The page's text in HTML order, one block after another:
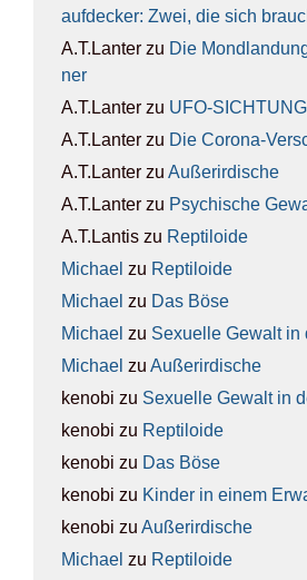
auf­de­cker: Zwei, die sich
A.T.Lanter zu Die
ner
A.T.Lanter zu UFO-
A.T.Lanter zu Die Coro­na-
A.T.Lanter zu Außer­ir­di­sche
A.T.Lanter zu Psy­chi­sche
A.T.Lantis zu Rep­ti­lo­ide
Michael zu Rep­ti­lo­ide
Michael zu Das Böse
Michael zu Sexu­el­le Gewalt in
Michael zu Außer­ir­di­sche
kenobi zu Sexu­el­le Gewalt in
kenobi zu Rep­ti­lo­ide
kenobi zu Das Böse
kenobi zu Kin­der in einem
kenobi zu Außer­ir­di­sche
Michael zu Rep­ti­lo­ide